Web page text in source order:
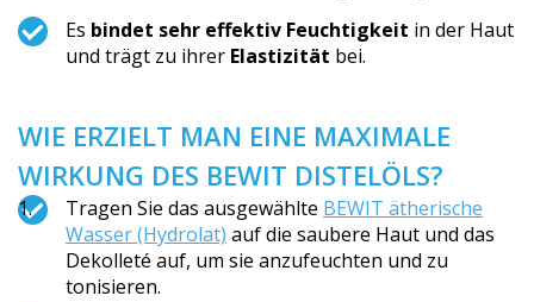
Es bindet sehr effektiv Feuchtigkeit in der Haut
und trägt zu ihrer Elastizität bei.
WIE ERZIELT MAN EINE MAXIMALE
WIRKUNG DES BEWIT DISTELÖLS?
Tragen Sie das ausgewählte BEWIT ätherische
Wasser (Hydrolat) auf die saubere Haut und das
Dekolleté auf, um sie anzufeuchten und zu
tonisieren.